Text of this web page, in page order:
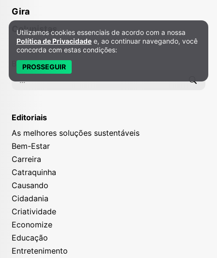
Gira
Colunistas
Buscar
Editoriais
As melhores soluções sustentáveis
Bem-Estar
Carreira
Catraquinha
Causando
Cidadania
Criatividade
Economize
Educação
Entretenimento
Política de Privacidade e Cookies
Utilizamos cookies essenciais de acordo com a nossa
Política de Privacidade e, ao continuar navegando, você
concorda com estas condições:
PROSSEGUIR